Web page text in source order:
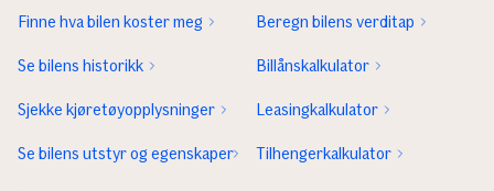
Finne hva bilen koster meg
Se bilens historikk
Sjekke kjøretøyopplysninger
Se bilens utstyr og egenskaper
Beregn bilens verditap
Billånskalkulator
Leasingkalkulator
Tilhengerkalkulator